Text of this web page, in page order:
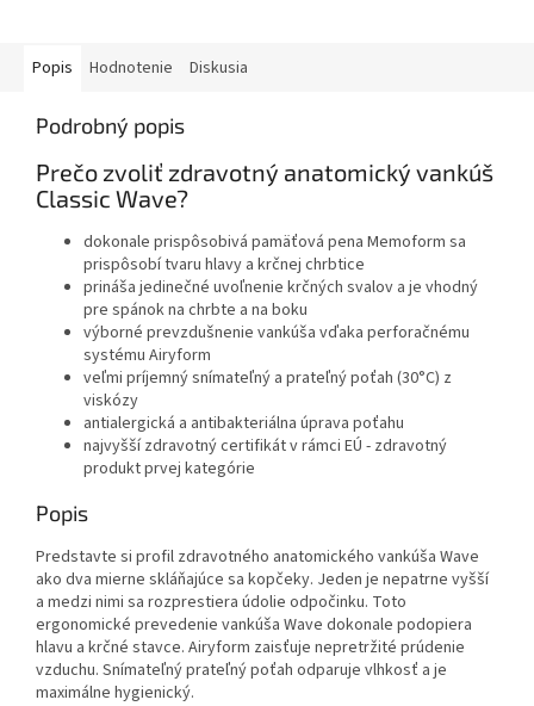
Popis Hodnotenie Diskusia
Podrobný popis
Prečo zvoliť zdravotný anatomický vankúš
Classic Wave?
dokonale prispôsobivá pamäťová pena Memoform sa
prispôsobí tvaru hlavy a krčnej chrbtice
prináša jedinečné uvoľnenie krčných svalov a je vhodný
pre spánok na chrbte a na boku
výborné prevzdušnenie vankúša vďaka perforačnému
systému Airyform
veľmi príjemný snímateľný a prateľný poťah (30°C) z
viskózy
antialergická a antibakteriálna úprava poťahu
najvyšší zdravotný certifikát v rámci EÚ - zdravotný
produkt prvej kategórie
Popis
Predstavte si profil zdravotného anatomického vankúša Wave
ako dva mierne skláňajúce sa kopčeky. Jeden je nepatrne vyšší
a medzi nimi sa rozprestiera údolie odpočinku. Toto
ergonomické prevedenie vankúša Wave dokonale podopiera
hlavu a krčné stavce. Airyform zaisťuje nepretržité prúdenie
vzduchu. Snímateľný prateľný poťah odparuje vlhkosť a je
maximálne hygienický.